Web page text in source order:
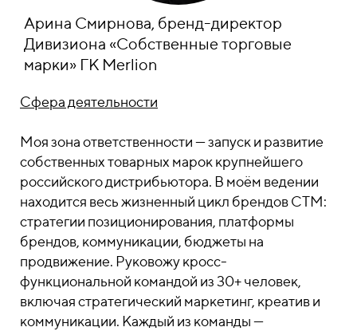
Арина Смирнова, бренд-директор
Дивизиона «Собственные торговые
марки» ГК Merlion
Сфера деятельности
Моя зона ответственности — запуск и развитие
собственных товарных марок крупнейшего
российского дистрибьютора. В моём ведении
находится весь жизненный цикл брендов СТМ:
стратегии позиционирования, платформы
брендов, коммуникации, бюджеты на
продвижение. Руковожу кросс-
функциональной командой из 30+ человек,
включая стратегический маркетинг, креатив и
коммуникации. Каждый из команды —